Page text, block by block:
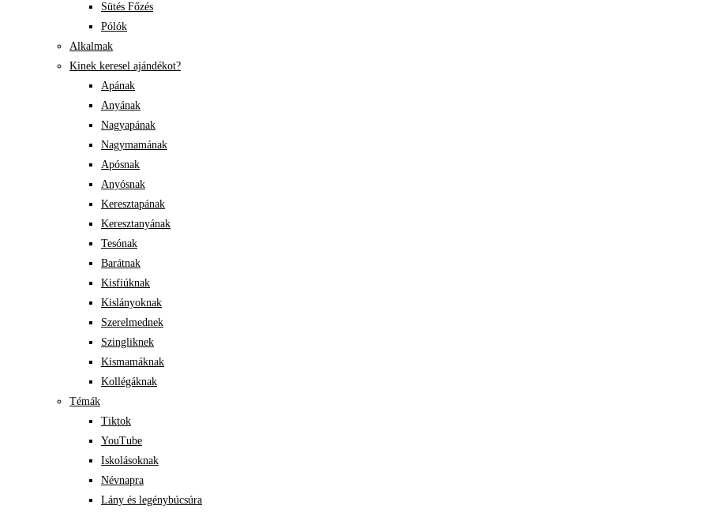
Sütés Főzés
Pólók
Alkalmak
Kinek keresel ajándékot?
Apának
Anyának
Nagyapának
Nagymamának
Apósnak
Anyósnak
Keresztapának
Keresztanyának
Tesónak
Barátnak
Kisfiúknak
Kislányoknak
Szerelmednek
Szingliknek
Kismamáknak
Kollégáknak
Témák
Tiktok
YouTube
Iskolásoknak
Névnapra
Lány és legénybúcsúra